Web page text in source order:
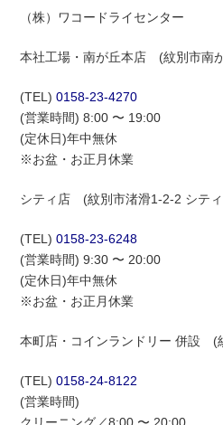
（株）ワコードライセンター
本社工場・南が丘本店 (紋別市南
(TEL)0158-23-4270
(営業時間) 8:00 〜 19:00
(定休日)年中無休
※お盆・お正月休業
シティ店 (紋別市渚滑1-2-2 シテ
(TEL)0158-23-6248
(営業時間) 9:30 〜 20:00
(定休日)年中無休
※お盆・お正月休業
本町店・コインランドリー 併設 (
(TEL)0158-24-8122
(営業時間)
クリーニング／8:00 〜 20:00